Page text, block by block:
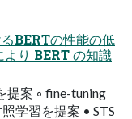
BERTの性能の低
り BERT の知識
提案 ◦ fine-tuning
学習を提案 • STS